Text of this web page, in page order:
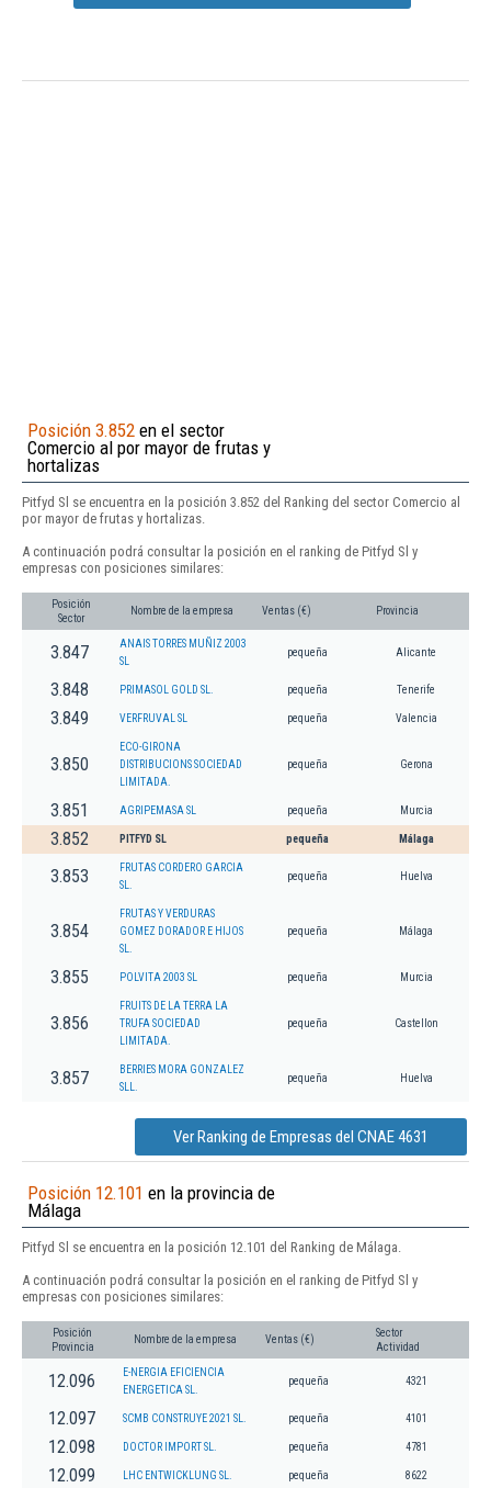
Posición 3.852 en el sector
Comercio al por mayor de frutas y
hortalizas
Pitfyd Sl se encuentra en la posición 3.852 del Ranking del sector Comercio al
por mayor de frutas y hortalizas.
A continuación podrá consultar la posición en el ranking de Pitfyd Sl y
empresas con posiciones similares:
Posición
Sector
Nombre de la empresa Ventas (€) Provincia
3.847
ANAIS TORRES MUÑIZ 2003
SL
pequeña Alicante
3.848 PRIMASOL GOLD SL. pequeña Tenerife
3.849 VERFRUVAL SL pequeña Valencia
3.850
ECO-GIRONA
DISTRIBUCIONS SOCIEDAD
LIMITADA.
pequeña Gerona
3.851 AGRIPEMASA SL pequeña Murcia
3.852 PITFYD SL pequeña Málaga
3.853
FRUTAS CORDERO GARCIA
SL.
pequeña Huelva
3.854
FRUTAS Y VERDURAS
GOMEZ DORADOR E HIJOS
SL.
pequeña Málaga
3.855 POLVITA 2003 SL pequeña Murcia
3.856
FRUITS DE LA TERRA LA
TRUFA SOCIEDAD
LIMITADA.
pequeña Castellon
3.857
BERRIES MORA GONZALEZ
SLL.
pequeña Huelva
Ver Ranking de Empresas del CNAE 4631
Posición 12.101 en la provincia de
Málaga
Pitfyd Sl se encuentra en la posición 12.101 del Ranking de Málaga.
A continuación podrá consultar la posición en el ranking de Pitfyd Sl y
empresas con posiciones similares:
Posición
Provincia
Nombre de la empresa Ventas (€)
Sector
Actividad
12.096
E-NERGIA EFICIENCIA
ENERGETICA SL.
pequeña 4321
12.097 SCMB CONSTRUYE 2021 SL. pequeña 4101
12.098 DOCTOR IMPORT SL. pequeña 4781
12.099 LHC ENTWICKLUNG SL. pequeña 8622